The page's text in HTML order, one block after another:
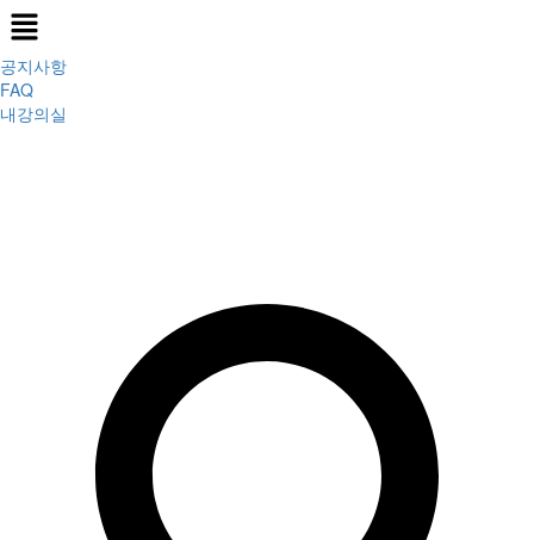
Menu
공지사항
FAQ
내강의실